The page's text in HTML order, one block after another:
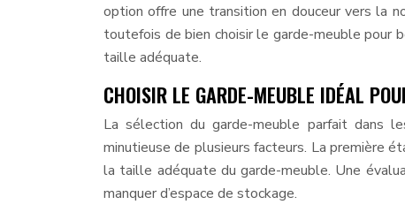
option offre une transition en douceur vers la
toutefois de bien choisir le garde-meuble pour
taille adéquate.
CHOISIR LE GARDE-MEUBLE IDÉAL
La sélection du garde-meuble parfait dans
minutieuse de plusieurs facteurs. La première
la taille adéquate du garde-meuble. Une
manquer d’espace de stockage.